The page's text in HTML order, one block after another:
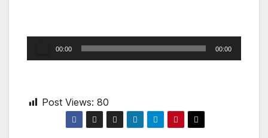
Player
00:00 00:00
Post Views: 80